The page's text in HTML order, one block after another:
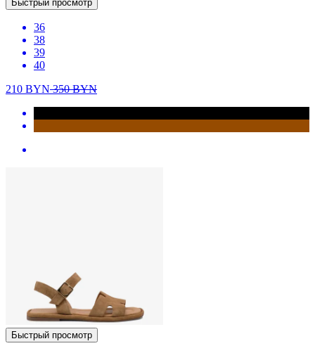
Быстрый просмотр
36
38
39
40
210 BYN350BYN
Быстрый просмотр